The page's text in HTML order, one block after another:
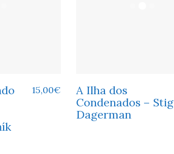
15,00€
A Ilha dos
Condenados – Stig
Dagerman